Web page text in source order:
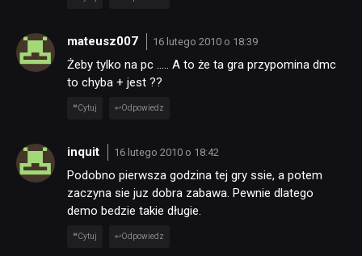
KULTURA
RETRO
DYSKUSJE
JUŻ GRALIŚMY
mateusz007 16 lutego 2010 o 18:39
Żeby tylko na pc ….. A to że ta gra przypomina dmc
to chyba + jest ??
Cytuj Odpowiedz
inquit 16 lutego 2010 o 18:42
Podobno pierwsza godzina tej gry ssie, a potem
zaczyna sie juz dobra zabawa. Pewnie dlatego
demo bedzie takie długie.
Cytuj Odpowiedz